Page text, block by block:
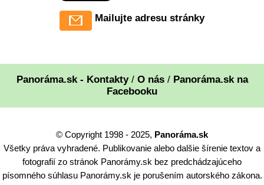
Mailujte adresu stránky
Panoráma.sk - Kontakty/ O nás/ Panoráma.sk na
Facebooku
© Copyright 1998 - 2025, Panoráma.sk
Všetky práva vyhradené. Publikovanie alebo dalšie šírenie textov a
fotografií zo stránok Panorámy.sk bez predchádzajúceho
písomného súhlasu Panorámy.sk je porušením autorského zákona.